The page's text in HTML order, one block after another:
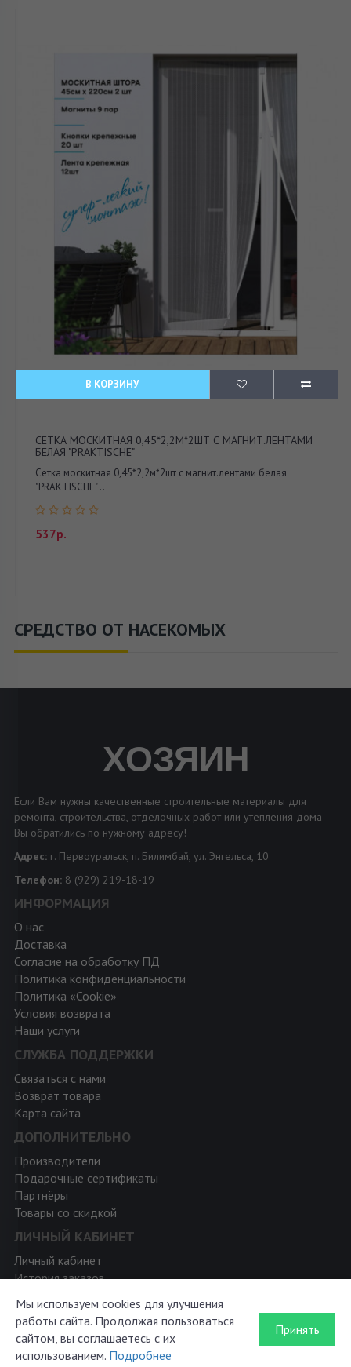
В КОРЗИНУ
СЕТКА МОСКИТНАЯ 0,45*2,2М*2ШТ С МАГНИТ.ЛЕНТАМИ
БЕЛАЯ "PRAKTISCHE"
Сетка москитная 0,45*2,2м*2шт с магнит.лентами белая
"PRAKTISCHE" ..
537р.
СРЕДСТВО ОТ НАСЕКОМЫХ
ХОЗЯИН
Если Вам нужны качественные строительные материалы для
ремонта, строительства, отделочных работ или утепления дома –
Вы обратились по нужному адресу!
Адрес: г. Первоуральск, п. Билимбай, ул. Энгельса, 10
Телефон: 8 (929) 219-18-19
ИНФОРМАЦИЯ
О нас
Доставка
Согласие на обработку ПД
Политика конфиденциальности
Политика «Cookie»
Условия возврата
Наши услуги
СЛУЖБА ПОДДЕРЖКИ
Связаться с нами
Возврат товара
Карта сайта
ДОПОЛНИТЕЛЬНО
Производители
Подарочные сертификаты
Партнёры
Товары со скидкой
ЛИЧНЫЙ КАБИНЕТ
Личный кабинет
История заказов
Рассылка новостей
Мы используем cookies для улучшения
работы сайта. Продолжая пользоваться
сайтом, вы соглашаетесь с их
использованием. Подробнее
Принять